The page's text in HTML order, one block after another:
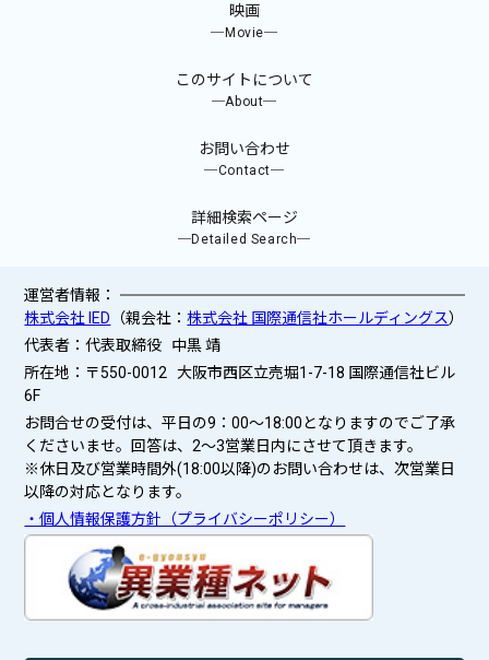
映画
─Movie─
このサイトについて
─About─
お問い合わせ
─Contact─
詳細検索ページ
─Detailed Search─
運営者情報：
株式会社 IED （親会社：株式会社 国際通信社ホールディングス）
代表者：代表取締役 中黒 靖
所在地：〒550-0012 大阪市西区立売堀1-7-18 国際通信社ビル
6F
お問合せの受付は、平日の9：00～18:00となりますのでご了承
くださいませ。回答は、2〜3営業日内にさせて頂きます。
※休日及び営業時間外(18:00以降)のお問い合わせは、次営業日
以降の対応となります。
・個人情報保護方針（プライバシーポリシー）